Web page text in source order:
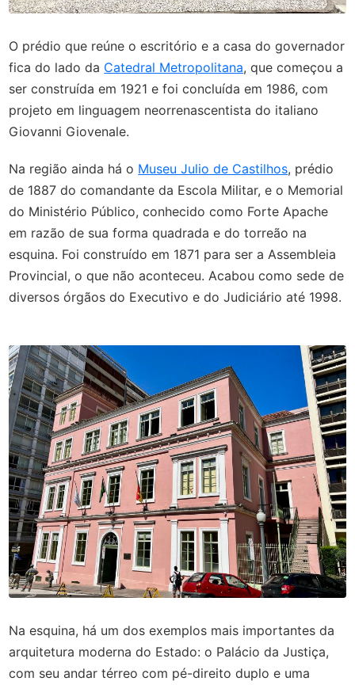
O prédio que reúne o escritório e a casa do governador
fica do lado da Catedral Metropolitana, que começou a
ser construída em 1921 e foi concluída em 1986, com
projeto em linguagem neorrenascentista do italiano
Giovanni Giovenale.
Na região ainda há o Museu Julio de Castilhos, prédio
de 1887 do comandante da Escola Militar, e o Memorial
do Ministério Público, conhecido como Forte Apache
em razão de sua forma quadrada e do torreão na
esquina. Foi construído em 1871 para ser a Assembleia
Provincial, o que não aconteceu. Acabou como sede de
diversos órgãos do Executivo e do Judiciário até 1998.
Na esquina, há um dos exemplos mais importantes da
arquitetura moderna do Estado: o Palácio da Justiça,
com seu andar térreo com pé-direito duplo e uma